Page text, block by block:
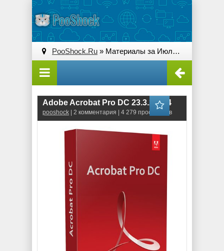
PooShock.Ru » Материалы за Июль 2023 года » Страница 3
Adobe Acrobat Pro DC 23.3.20244
pooshock | 2 комментария | 4 279 просмотров